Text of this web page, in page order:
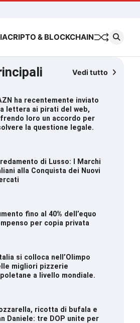
CRIPTO & BLOCKCHAIN
Vedi tutto
ha recentemente inviato
lettera ai pirati del web,
loro un accordo per
la questione legale.
di Lusso: I Marchi
alla Conquista dei Nuovi
fino al 40% dell’equo
per copia privata
si colloca nell’Olimpo
migliori pizzerie
a livello mondiale.
ricotta di bufala e
Daniele: tre DOP unite per